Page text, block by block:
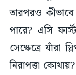
তারপরও
পারে? এসি
সেক্ষেত্রে যাঁরা
নিরাপত্তা